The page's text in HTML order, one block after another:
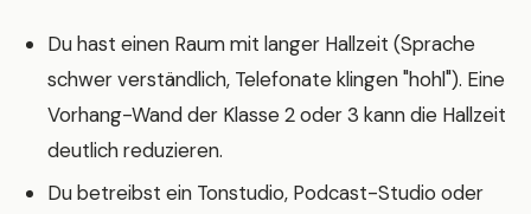
Du hast einen Raum mit langer Hallzeit (Sprache
schwer verständlich, Telefonate klingen "hohl"). Eine
Vorhang-Wand der Klasse 2 oder 3 kann die Hallzeit
deutlich reduzieren.
Du betreibst ein Tonstudio, Podcast-Studio oder